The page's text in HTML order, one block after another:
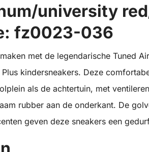
university
fz0023-036
met de legendarische Tuned
kindersneakers. Deze
als de achtertuin, met
rubber aan de onderkant. De
geven deze sneakers een